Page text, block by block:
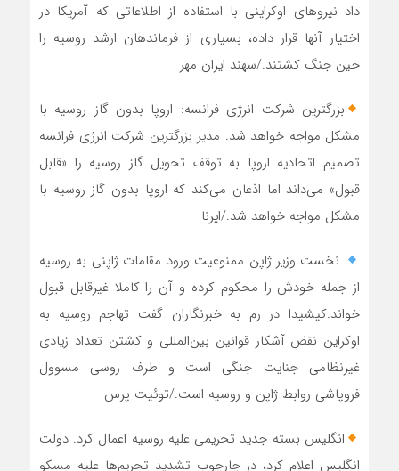
داد نیروهای اوکراینی با استفاده از اطلاعاتی که آمریکا در
اختیار آنها قرار داده، بسیاری از فرماندهان ارشد روسیه را
حین جنگ کشتند./سهند ایران مهر
بزرگترین شرکت انرژی فرانسه: اروپا بدون گاز روسیه با
مشکل مواجه خواهد شد. مدیر بزرگترین شرکت انرژی فرانسه
تصمیم اتحادیه اروپا به توقف تحویل گاز روسیه را «قابل
قبول» می‌داند اما اذعان می‌کند که اروپا بدون گاز روسیه با
مشکل مواجه خواهد شد./ایرنا
نخست وزیر ژاپن ممنوعیت ورود مقامات ژاپنی به روسیه
از جمله خودش را محکوم کرده و آن را کاملا غیرقابل قبول
خواند.کیشیدا در رم به خبرنگاران گفت تهاجم روسیه به
اوکراین نقض آشکار قوانین بین‌المللی و کشتن تعداد زیادی
غیرنظامی جنایت جنگی است و طرف روسی مسوول
فروپاشی روابط ژاپن و روسیه است./توئیت پرس
انگلیس بسته جدید تحریمی علیه روسیه اعمال کرد. دولت
انگلیس اعلام کرد، در چارچوب تشدید تحریم‌ها علیه مسکو